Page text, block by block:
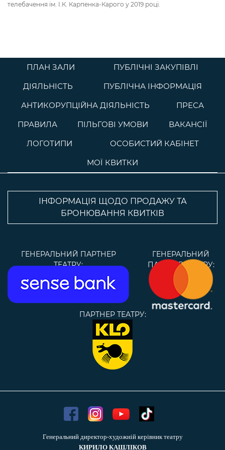
телебачення ім. І.К. Карпенка-Карого у 2019 році.
ПЛАН ЗАЛИ
ПУБЛІЧНІ ЗАКУПІВЛІ
ДІЯЛЬНІСТЬ
ПУБЛІЧНА ІНФОРМАЦІЯ
АНТИКОРУПЦІЙНА ДІЯЛЬНІСТЬ
ПРЕСА
ПРАВИЛА
ПІЛЬГОВІ УМОВИ
ВАКАНСІЇ
ЛОГОТИПИ
ОСОБИСТИЙ КАБІНЕТ
МОЇ КВИТКИ
ІНФОРМАЦІЯ ЩОДО ПРОДАЖУ ТА
БРОНЮВАННЯ КВИТКІВ
ГЕНЕРАЛЬНИЙ ПАРТНЕР
ТЕАТРУ:
ГЕНЕРАЛЬНИЙ
ПАРТНЕР ТЕАТРУ:
ПАРТНЕР ТЕАТРУ:
Генеральний директор-художній керівник театру
КИРИЛО КАШЛІКОВ